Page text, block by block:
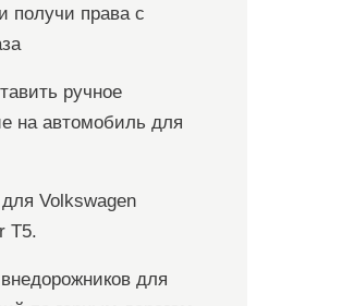
получи права с
ручное
на автомобиль для
Volkswagen
T5.
для